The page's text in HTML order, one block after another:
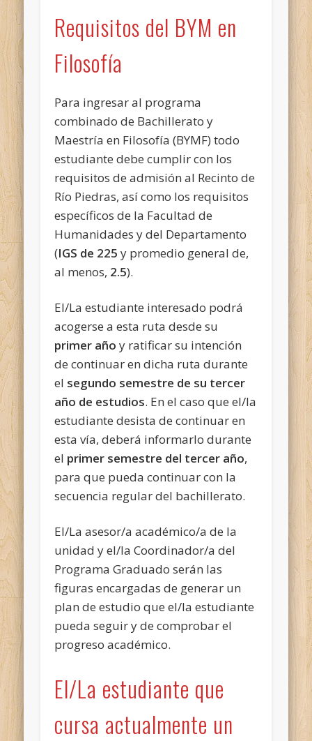
Requisitos del BYM en
Filosofía
Para ingresar al programa
combinado de Bachillerato y
Maestría en Filosofía (BYMF) todo
estudiante debe cumplir con los
requisitos de admisión al Recinto de
Río Piedras, así como los requisitos
específicos de la Facultad de
Humanidades y del Departamento
(IGS de 225 y promedio general de,
al menos, 2.5).
El/La estudiante interesado podrá
acogerse a esta ruta desde su
primer año y ratificar su intención
de continuar en dicha ruta durante
el segundo semestre de su tercer
año de estudios. En el caso que el/la
estudiante desista de continuar en
esta vía, deberá informarlo durante
el primer semestre del tercer año,
para que pueda continuar con la
secuencia regular del bachillerato.
El/La asesor/a académico/a de la
unidad y el/la Coordinador/a del
Programa Graduado serán las
figuras encargadas de generar un
plan de estudio que el/la estudiante
pueda seguir y de comprobar el
progreso académico.
El/La estudiante que
cursa actualmente un